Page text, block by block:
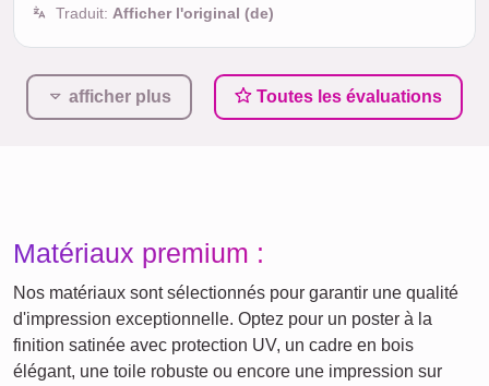
Traduit: Afficher l'original (de)
afficher plus Toutes les évaluations
Matériaux premium :
Nos matériaux sont sélectionnés pour garantir une qualité
d'impression exceptionnelle. Optez pour un poster à la
finition satinée avec protection UV, un cadre en bois
élégant, une toile robuste ou encore une impression sur